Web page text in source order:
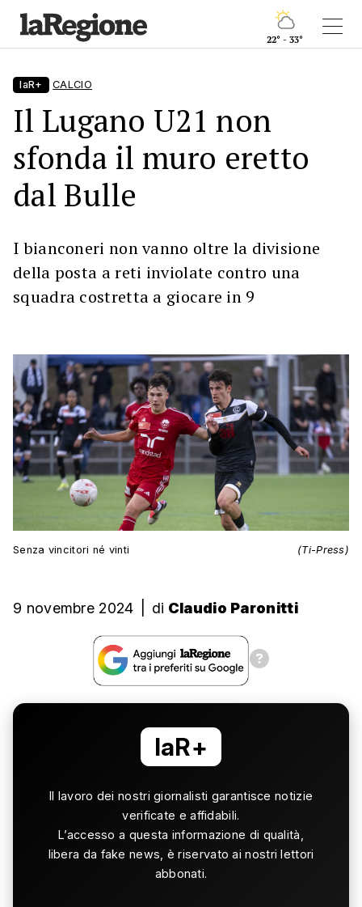
22° - 33°
laR+ CALCIO
Il Lugano U21 non
sfonda il muro eretto
dal Bulle
I bianconeri non vanno oltre la divisione
della posta a reti inviolate contro una
squadra costretta a giocare in 9
Senza vincitori né vinti (Ti-Press)
9 novembre 2024 di Claudio Paronitti
laR+
Il lavoro dei nostri giornalisti garantisce notizie
verificate e affidabili.
L’accesso a questa informazione di qualità,
libera da fake news, è riservato ai nostri lettori
abbonati.